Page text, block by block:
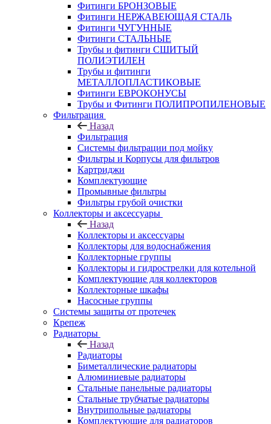
Фитинги БРОНЗОВЫЕ
Фитинги НЕРЖАВЕЮЩАЯ СТАЛЬ
Фитинги ЧУГУННЫЕ
Фитинги СТАЛЬНЫЕ
Трубы и фитинги СШИТЫЙ
ПОЛИЭТИЛЕН
Трубы и фитинги
МЕТАЛЛОПЛАСТИКОВЫЕ
Фитинги ЕВРОКОНУСЫ
Трубы и Фитинги ПОЛИПРОПИЛЕНОВЫЕ
Фильтрация
Назад
Фильтрация
Системы фильтрации под мойку
Фильтры и Корпусы для фильтров
Картриджи
Комплектующие
Промывные фильтры
Фильтры грубой очистки
Коллекторы и аксессуары
Назад
Коллекторы и аксессуары
Коллекторы для водоснабжения
Коллекторные группы
Коллекторы и гидрострелки для котельной
Комплектующие для коллекторов
Коллекторные шкафы
Насосные группы
Системы защиты от протечек
Крепеж
Радиаторы
Назад
Радиаторы
Биметаллические радиаторы
Алюминиевые радиаторы
Стальные панельные радиаторы
Стальные трубчатые радиаторы
Внутрипольные радиаторы
Комплектующие для радиаторов